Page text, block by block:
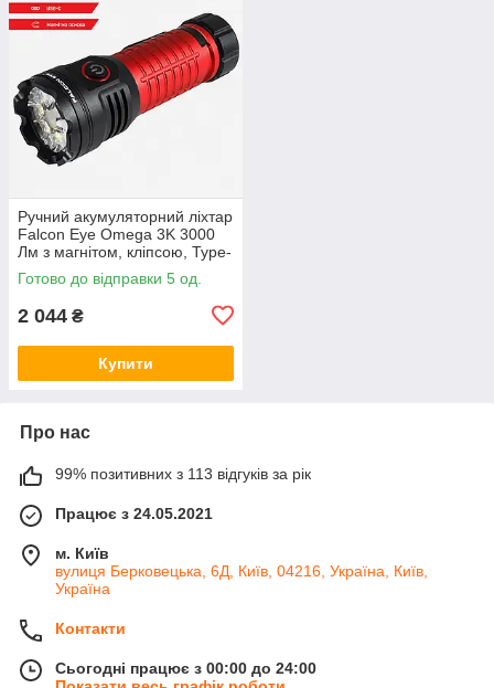
Ручний акумуляторний ліхтар
Falcon Eye Omega 3K 3000
Лм з магнітом, кліпсою, Type-
C і червоним сигналом,
чорний
Готово до відправки 5 од.
2 044 ₴
Купити
Про нас
99% позитивних з 113 відгуків за рік
Працює з 24.05.2021
м. Київ
вулиця Берковецька, 6Д, Київ, 04216, Україна, Київ,
Україна
Контакти
Сьогодні працює з 00:00 до 24:00